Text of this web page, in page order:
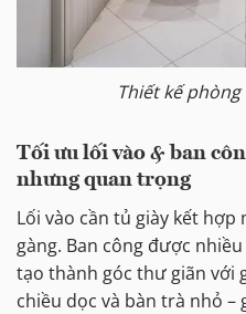
Thiết kế
Tối ưu lối vào & ban
nhưng quan trọng
Lối vào cần tủ giày kết
gàng. Ban công được
tạo thành góc thư giãn với
chiều dọc và bàn trà nhỏ –